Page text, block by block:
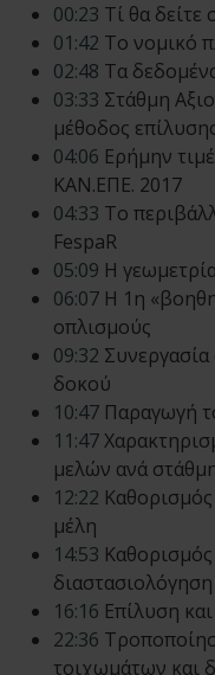
00:23 Τί θα
01:42 Το νομικό
02:48 Τα
03:33 Στάθμη
μέθοδος
04:06 Ερήμην
ΚΑΝ.ΕΠΕ. 2017
04:33 Το
FespaR
05:09 H
06:07 Η 1η
οπλισμούς
09:32
δοκού
10:47 Παραγωγή
11:47
μελών ανά
12:22
μέλη
14:53
16:16 Επίλυση
22:36
τοιχωμάτων και